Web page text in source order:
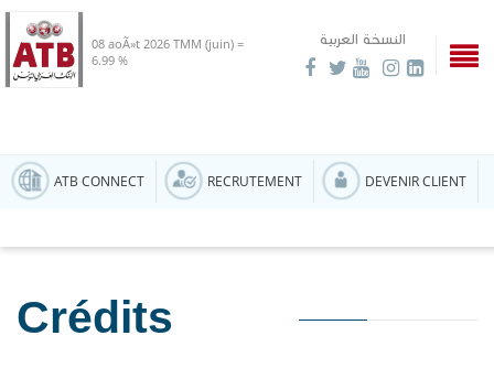
النسخة العربية 08 aoÃ»t 2026 TMM (juin) =
6.99 %
ATB CONNECT RECRUTEMENT DEVENIR CLIENT
Crédits